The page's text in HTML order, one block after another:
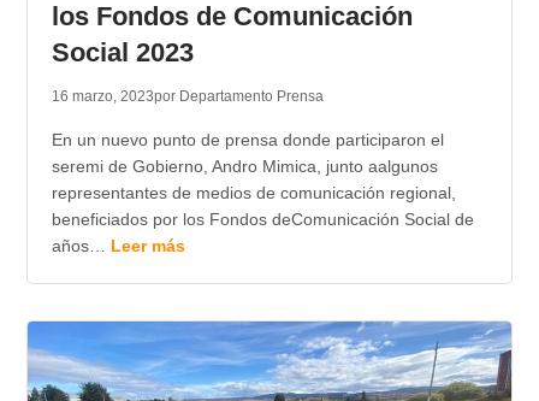
los Fondos de Comunicación
Social 2023
16 marzo, 2023por Departamento Prensa
En un nuevo punto de prensa donde participaron el
seremi de Gobierno, Andro Mimica, junto aalgunos
representantes de medios de comunicación regional,
beneficiados por los Fondos deComunicación Social de
años… Leer más